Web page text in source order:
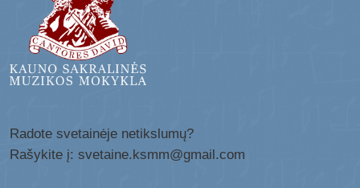
Radote svetainėje netikslumų?
Rašykite į: svetaine.ksmm@gmail.com